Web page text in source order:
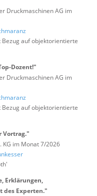
Druckmaschinen AG im
Bezug auf objektorientierte
Dozent!"
Druckmaschinen AG im
Bezug auf objektorientierte
Vortrag."
KG im Monat 7/2026
Erklärungen,
des Experten."